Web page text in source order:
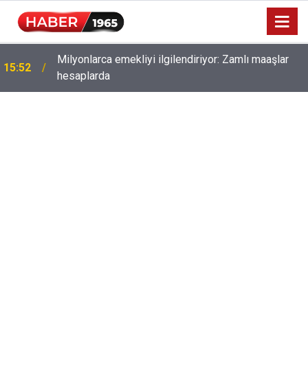
15:52
Milyonlarca emekliyi ilgilendiriyor: Zamlı maaşlar
hesaplarda